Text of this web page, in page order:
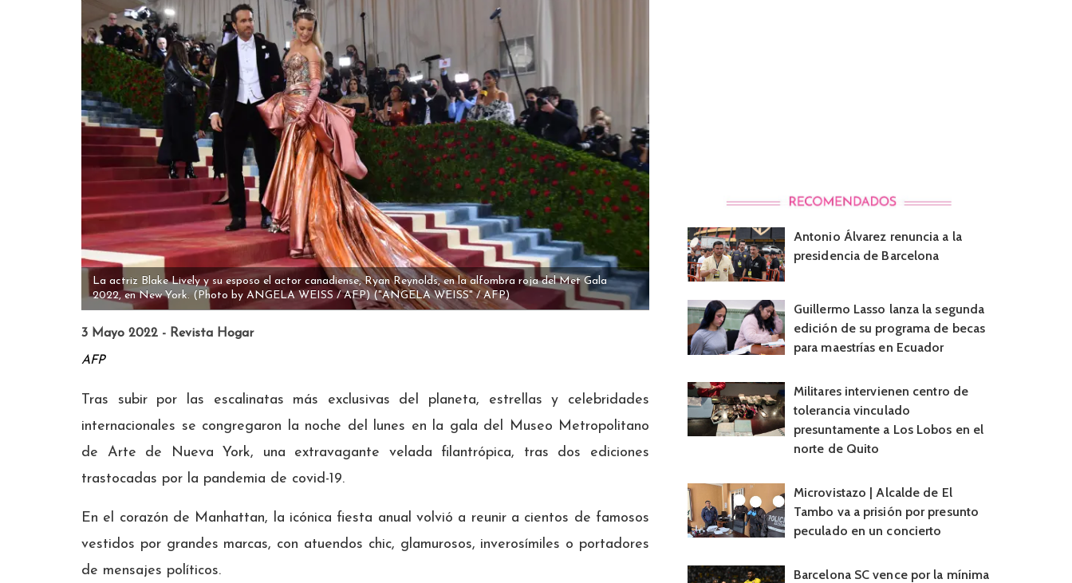
La actriz Blake Lively y su esposo el actor canadiense, Ryan Reynolds, en la alfombra roja del Met Gala
2022, en New York. (Photo by ANGELA WEISS / AFP) ("ANGELA WEISS" / AFP)
3 Mayo 2022 - Revista Hogar
AFP
Tras subir por las escalinatas más exclusivas del planeta, estrellas y celebridades
internacionales se congregaron la noche del lunes en la gala del Museo Metropolitano
de Arte de Nueva York, una extravagante velada filantrópica, tras dos ediciones
trastocadas por la pandemia de covid-19.
En el corazón de Manhattan, la icónica fiesta anual volvió a reunir a cientos de famosos
vestidos por grandes marcas, con atuendos chic, glamurosos, inverosímiles o portadores
de mensajes políticos.
Antonio Álvarez renuncia a la
presidencia de Barcelona
Guillermo Lasso lanza la segunda
edición de su programa de becas
para maestrías en Ecuador
Militares intervienen centro de
tolerancia vinculado
presuntamente a Los Lobos en el
norte de Quito
Microvistazo | Alcalde de El
Tambo va a prisión por presunto
peculado en un concierto
Barcelona SC vence por la mínima